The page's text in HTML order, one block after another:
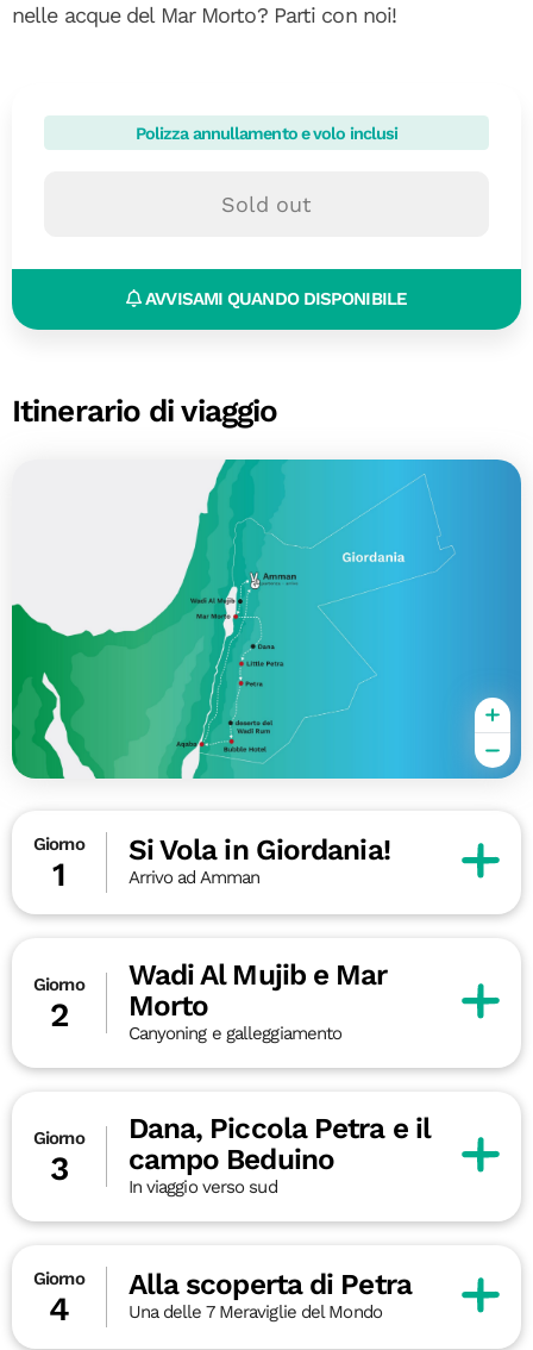
nelle acque del Mar Morto? Parti con noi!
Polizza annullamento e volo inclusi
Sold out
AVVISAMI QUANDO DISPONIBILE
Itinerario di viaggio
Giorno
1
Si Vola in Giordania!
Arrivo ad Amman
Giorno
2
Wadi Al Mujib e Mar
Morto
Canyoning e galleggiamento
Giorno
3
Dana, Piccola Petra e il
campo Beduino
In viaggio verso sud
Giorno
4
Alla scoperta di Petra
Una delle 7 Meraviglie del Mondo